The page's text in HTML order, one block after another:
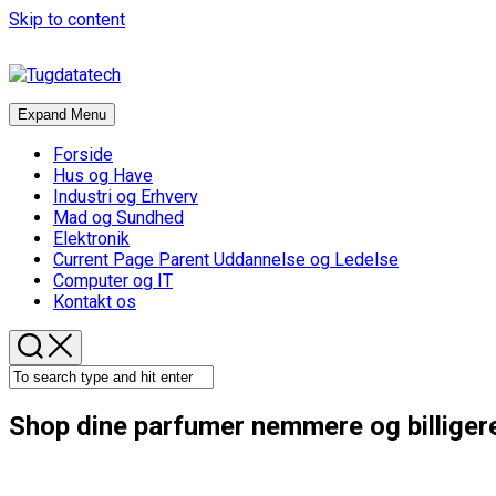
Skip to content
Expand Menu
Forside
Hus og Have
Industri og Erhverv
Mad og Sundhed
Elektronik
Current Page Parent Uddannelse og Ledelse
Computer og IT
Kontakt os
Shop dine parfumer nemmere og